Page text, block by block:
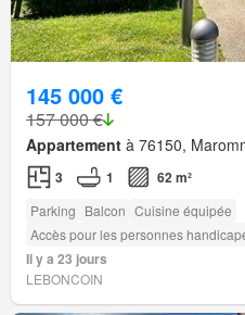
145 000 €
157 000 €
Appartement à 76150,
3 1 62 m²
Parking Balcon Cuisine équipée
Accès pour les personnes
Il y a 23 jours
LEBONCOIN